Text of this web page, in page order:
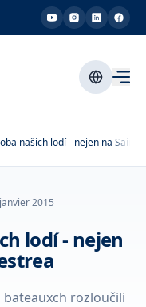
našich lodí - nejen na Saint-
2015
lodí - nejen
bateauxch rozloučili